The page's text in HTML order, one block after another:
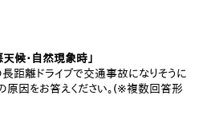
候・自然現象時」
離ドライブで交通事故になりそうに
の原因をお答えください。(※複数回答形